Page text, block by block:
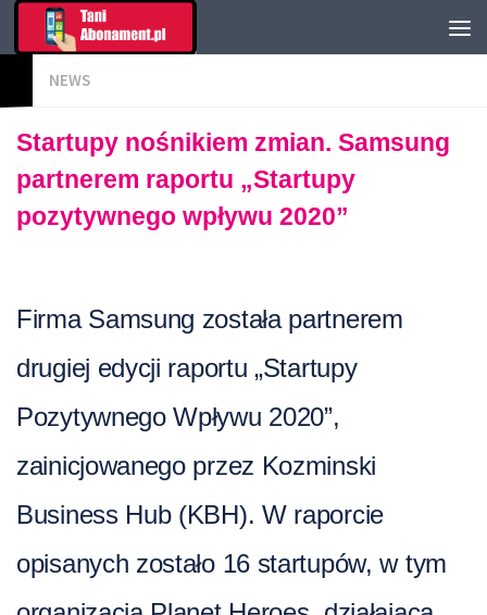
NEWS
Startupy nośnikiem zmian. Samsung
partnerem raportu „Startupy
pozytywnego wpływu 2020”
Firma Samsung została partnerem
drugiej edycji raportu „Startupy
Pozytywnego Wpływu 2020”,
zainicjowanego przez Kozminski
Business Hub (KBH). W raporcie
opisanych zostało 16 startupów, w tym